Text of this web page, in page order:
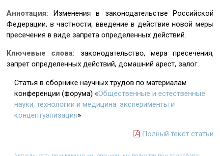
Аннотация: Изменения в законодательстве Российской
Федерации, в частности, введение в действие новой меры
пресечения в виде запрета определенных действий.
Ключевые слова: законодательство, мера пресечения,
запрет определенных действий, домашний арест, залог.
Статья в сборнике научных трудов по материалам
конференции (форума) «Общественные и естественные
науки, технологии и медицина: эксперименты и
концептуализация»
Полный текст статьи